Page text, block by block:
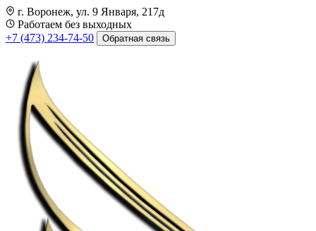
г. Воронеж, ул. 9 Января, 217д
Работаем без выходных
+7 (473) 234-74-50
Обратная связь